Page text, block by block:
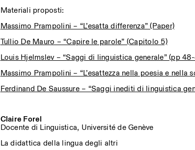
Materiali proposti:
Massimo Prampolini – “L’esatta differenza” (Paper)
Tullio De Mauro – “Capire le parole” (Capitolo 5)
Louis Hjelmslev – “Saggi di linguistica generale” (pp
Massimo Prampolini – “L’esattezza nella poesia e nella
Ferdinand De Saussure – “Saggi inediti di linguistica
Claire Forel
Docente di Linguistica, Université de Genève
La didattica della lingua degli altri